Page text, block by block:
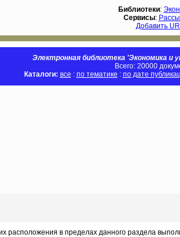
Библиотеки:
Сервисы:
Добавить
Электронная библиотека 'Экономика и
Всего: 20000
Каталоги: все : по тематике : по дате
расположения в пределах данного раздела